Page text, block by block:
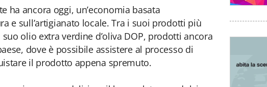
ha ancora oggi, un’economia basata
e sull’artigianato locale. Tra i suoi prodotti più
olio extra verdine d’oliva DOP, prodotti ancora
dove è possibile assistere al processo di
il prodotto appena spremuto.